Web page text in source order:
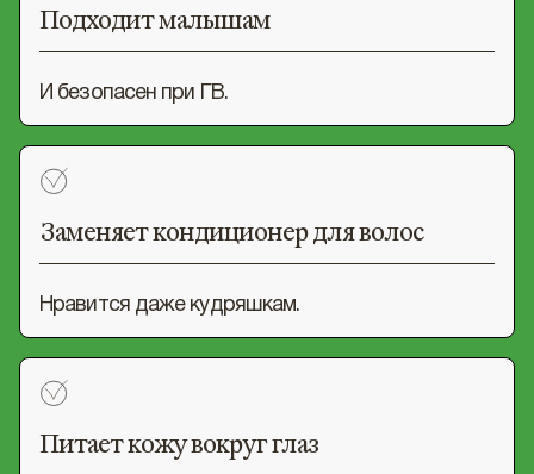
Подходит малышам
И безопасен при ГВ.
Заменяет кондиционер для волос
Нравится даже кудряшкам.
Питает кожу вокруг глаз